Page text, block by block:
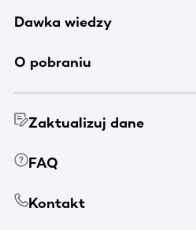
Dawka wiedzy
O pobraniu
Zaktualizuj dane
FAQ
Kontakt